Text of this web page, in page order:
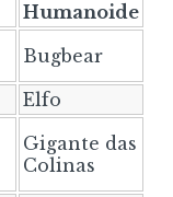
Humanoide
Bugbear
Elfo
Gigante das
Colinas